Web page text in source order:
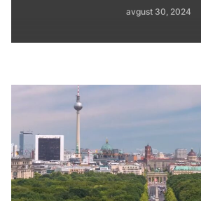
avgust 30, 2024